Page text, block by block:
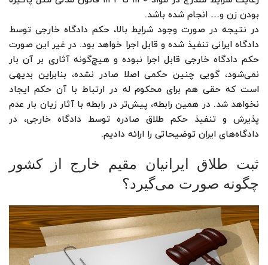
بودن زن و… انجام شده باشد.
در نتیجه در صورت وجود شرایط بالا، حکم دادگاه خارجی توسط
دادگاه ایرانی تنفیذ شده و قابل اجرا خواهد بود. در غیر این صورت
حکم دادگاه خارجی قابل اجرا نبوده و هیچ‌گونه آثاری بر آن بار
نمی‌شود، گویی چنین حکمی اصلا صادر نشده، بنابراین بدیهی
است که حقی هم برای محکوم له در ارتباط با آن حکم ایجاد
نخواهد شد. در همین رابطه، پیش‌تر در رابطه با آثار زیان بار عدم
پذیرش و تنفیذ حکم طلاق صادره توسط دادگاه خارجی، در
دادگاه‌های ایران توضیحاتی را ارائه دادیم.
ثبت طلاق ایرانیان مقیم خارج از کشور
چگونه صورت می‌گیرد؟